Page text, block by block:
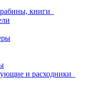
книги
и расходники